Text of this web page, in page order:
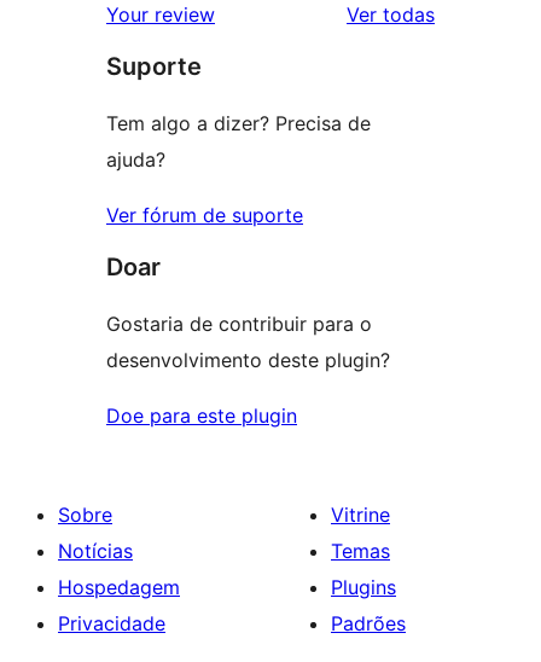
Your review Ver todasavaliações
Suporte
Tem algo a dizer? Precisa de
ajuda?
Ver fórum de suporte
Doar
Gostaria de contribuir para o
desenvolvimento deste plugin?
Doe para este plugin
Sobre
Notícias
Hospedagem
Privacidade
Vitrine
Temas
Plugins
Padrões